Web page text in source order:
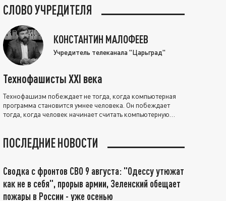
СЛОВО УЧРЕДИТЕЛЯ
КОНСТАНТИН МАЛОФЕЕВ
Учредитель телеканала "Царьград"
Технофашисты XXI века
Технофашизм побеждает не тогда, когда компьютерная
программа становится умнее человека. Он побеждает
тогда, когда человек начинает считать компьютерную
ПОСЛЕДНИЕ НОВОСТИ
Сводка с фронтов СВО 9 августа: "Одессу утюжат
как не в себя", прорыв армии, Зеленский обещает
пожары в России - уже осенью